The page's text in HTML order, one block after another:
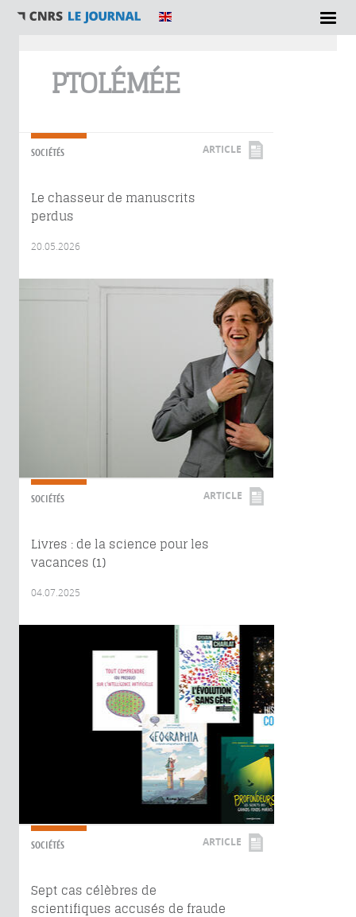
PTOLÉMÉE
SOCIÉTÉS ARTICLE
Le chasseur de manuscrits
perdus
20.05.2026
SOCIÉTÉS ARTICLE
Livres : de la science pour les
vacances (1)
04.07.2025
SOCIÉTÉS ARTICLE
Sept cas célèbres de
scientifiques accusés de fraude